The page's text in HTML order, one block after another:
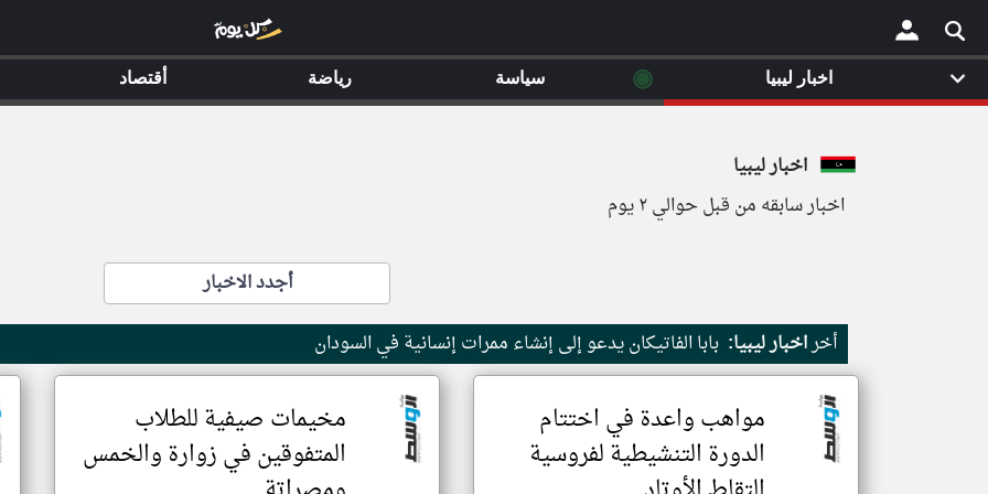
×
اخبار ليبيا
اخبار سابقه من قبل حوالي ٢ يوم
أجدد الاخبار
أخراخبار ليبيا: بابا الفاتيكان يدعو إلى إنشاء ممرات إنسانية في السودان
مواهب واعدة في اختتام
الدورة التنشيطية لفروسية
مخيمات صيفية للطلاب
المتفوقين في زوارة والخمس
اخبار ليبيا ◉ سياسة رياضة أقتصاد